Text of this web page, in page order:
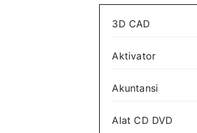
3D CAD
Aktivator
Akuntansi
Alat CD DVD